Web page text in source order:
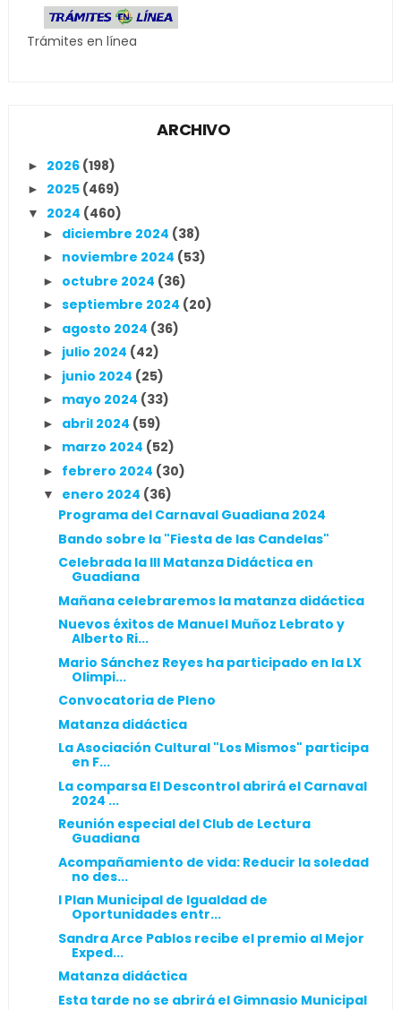
Trámites en línea
ARCHIVO
► 2026 (198)
► 2025 (469)
▼ 2024 (460)
► diciembre 2024 (38)
► noviembre 2024 (53)
► octubre 2024 (36)
► septiembre 2024 (20)
► agosto 2024 (36)
► julio 2024 (42)
► junio 2024 (25)
► mayo 2024 (33)
► abril 2024 (59)
► marzo 2024 (52)
► febrero 2024 (30)
▼ enero 2024 (36)
Programa del Carnaval Guadiana 2024
Bando sobre la "Fiesta de las Candelas"
Celebrada la III Matanza Didáctica en
Guadiana
Mañana celebraremos la matanza didáctica
Nuevos éxitos de Manuel Muñoz Lebrato y
Alberto Ri...
Mario Sánchez Reyes ha participado en la LX
Olimpi...
Convocatoria de Pleno
Matanza didáctica
La Asociación Cultural "Los Mismos" participa
en F...
La comparsa El Descontrol abrirá el Carnaval
2024 ...
Reunión especial del Club de Lectura
Guadiana
Acompañamiento de vida: Reducir la soledad
no des...
I Plan Municipal de Igualdad de
Oportunidades entr...
Sandra Arce Pablos recibe el premio al Mejor
Exped...
Matanza didáctica
Esta tarde no se abrirá el Gimnasio Municipal